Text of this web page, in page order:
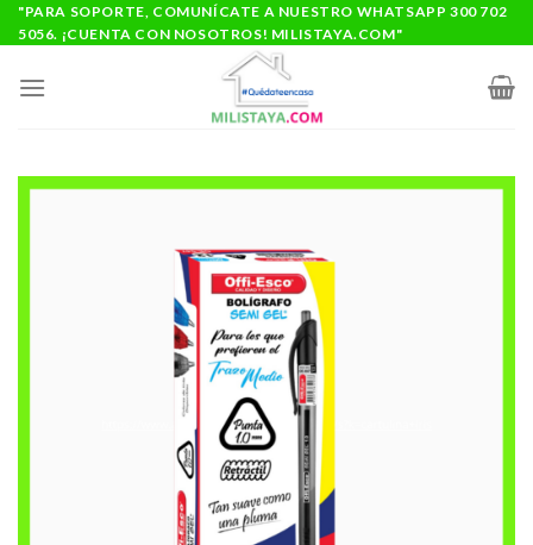
Saltar
al
"PARA SOPORTE, COMUNÍCATE A NUESTRO WHATSAPP 300 702
5056. ¡CUENTA CON NOSOTROS! MILISTAYA.COM"